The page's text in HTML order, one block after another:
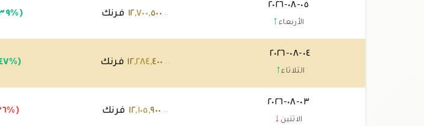
٠٥-٠٨-٢٠٢٦
الأربعاء ↑
١٢,٧٠٠,٥٠٠.٠٠ فرنك (+٣.٣٩%)
٠٤-٠٨-٢٠٢٦
الثلاثاء↑
١٢,٢٨٤,٤٠٠ .٠٠ فرنك (+١.٤٧%)
٠٣-٠٨-٢٠٢٦
الاثنين ↓
١٢,١٠٥,٩٠٠ .٠٠ فرنك (-٠.٣٦%)